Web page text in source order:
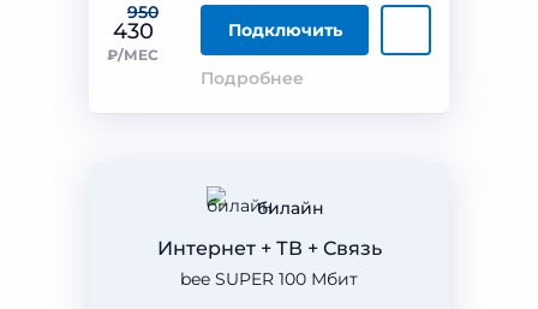
950
430
₽/МЕС
Подключить
Подробнее
билайн
bee SUPER 100 Мбит
Интернет + ТВ + Связь